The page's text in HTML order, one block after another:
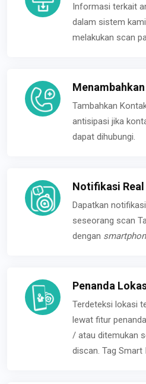
Informasi terkait
dalam sistem
melakukan scan
Tambahkan
antisipasi jika
dapat dihubungi.
Notifikasi
Dapatkan
seseorang scan
dengan
Penanda
Terdeteksi lokasi
lewat fitur
/ atau ditemukan
discan. Tag Smart